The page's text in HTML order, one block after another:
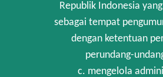
Republik Indonesia
sebagai tempat
dengan ketentuan
perundang-
c. mengelola